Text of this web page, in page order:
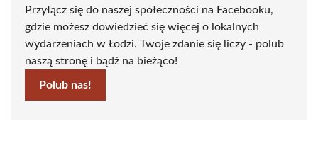
Przyłącz się do naszej społeczności na Facebooku,
gdzie możesz dowiedzieć się więcej o lokalnych
wydarzeniach w Łodzi. Twoje zdanie się liczy - polub
naszą stronę i bądź na bieżąco!
Polub nas!